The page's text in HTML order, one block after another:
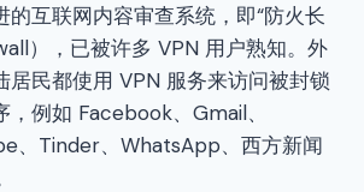
的互联网内容审查系统，即“防火长
），已被许多 VPN 用户熟知。外
居民都使用 VPN 服务来访问被封锁
，例如 Facebook、Gmail、
、Tinder、WhatsApp、西方新闻